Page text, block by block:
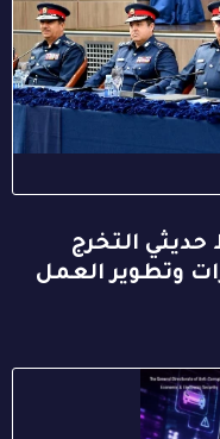
التخرج
وتطوير العمل